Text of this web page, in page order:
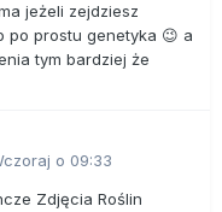
jeżeli zejdziesz
po prostu genetyka 😉 a
tym bardziej że
o 09:33
Zdjęcia Roślin